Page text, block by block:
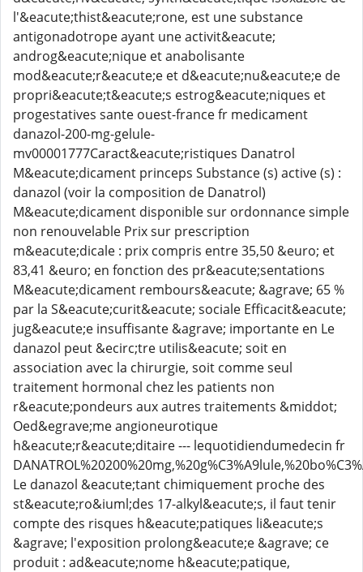
l'&eacute;thist&eacute;rone, est une substance
antigonadotrope ayant une activit&eacute;
androg&eacute;nique et anabolisante
mod&eacute;r&eacute;e et d&eacute;nu&eacute;e de
propri&eacute;t&eacute;s estrog&eacute;niques et
progestatives sante ouest-france fr medicament
danazol-200-mg-gelule-
mv00001777Caract&eacute;ristiques Danatrol
M&eacute;dicament princeps Substance (s) active (s) :
danazol (voir la composition de Danatrol)
M&eacute;dicament disponible sur ordonnance simple
non renouvelable Prix sur prescription
m&eacute;dicale : prix compris entre 35,50 &euro; et
83,41 &euro; en fonction des pr&eacute;sentations
M&eacute;dicament rembours&eacute; &agrave; 65 %
par la S&eacute;curit&eacute; sociale Efficacit&eacute;
jug&eacute;e insuffisante &agrave; importante en Le
danazol peut &ecirc;tre utilis&eacute; soit en
association avec la chirurgie, soit comme seul
traitement hormonal chez les patients non
r&eacute;pondeurs aux autres traitements &middot;
Oed&egrave;me angioneurotique
h&eacute;r&eacute;ditaire --- lequotidiendumedecin fr
Le danazol &eacute;tant chimiquement proche des
st&eacute;ro&iuml;des 17-alkyl&eacute;s, il faut tenir
compte des risques h&eacute;patiques li&eacute;s
&agrave; l'exposition prolong&eacute;e &agrave; ce
produit : ad&eacute;nome h&eacute;patique,